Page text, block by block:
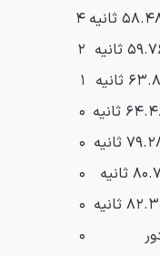
۴
۲
۱
۰
۰
۰
۰
۰